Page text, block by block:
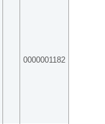
0000001182